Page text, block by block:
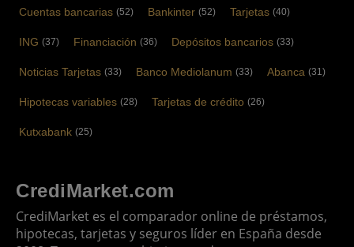
Cuentas bancarias (52) Bankinter (52) Tarjetas (40)
ING (37) Financiación (36) Depósitos bancarios (33)
Noticias Tarjetas (33) Banco Mediolanum (33) Abanca (31)
Hipotecas variables (28) Tarjetas de crédito (26)
Kutxabank (25)
CrediMarket.com
CrediMarket es el comparador online de préstamos,
hipotecas, tarjetas y seguros líder en España desde